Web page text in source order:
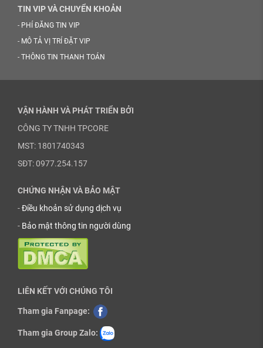
TIN VIP VÀ CHUYỂN KHOẢN
- PHÍ ĐĂNG TIN VIP
- MÔ TẢ VỊ TRÍ ĐẶT VIP
- THÔNG TIN THANH TOÁN
VẬN HÀNH VÀ PHÁT TRIỂN BỞI
CÔNG TY TNHH TPCORE
MST: 1801740343
SĐT: 0977.254.157
CHỨNG NHẬN VÀ BẢO MẬT
-Điều khoản sử dụng dịch vụ
- Bảo mật thông tin người dùng
LIÊN KẾT VỚI CHÚNG TÔI
Tham gia Fanpage:
Tham gia Group Zalo: